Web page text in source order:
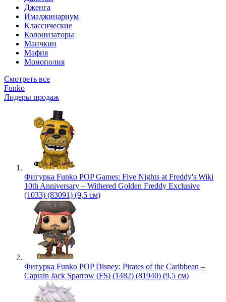
Дженга
Имаджинариум
Классические
Колонизаторы
Манчкин
Мафия
Монополия
Смотреть все
Funko
Лидеры продаж
Фигурка Funko POP Games: Five Nights at Freddy's Wiki
10th Anniversary – Withered Golden Freddy Exclusive
(1033) (83091) (9,5 см)
Фигурка Funko POP Disney: Pirates of the Caribbean –
Captain Jack Sparrow (FS) (1482) (81940) (9,5 см)